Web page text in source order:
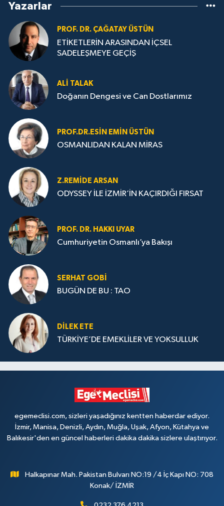
Yazarlar
PROF. DR. ÇAĞATAY ÜSTÜN
ETİKETLERİN ARASINDAN İÇSEL
SADELEŞMEYE GEÇİŞ
ALI TALAK
Doğanın Dengesi ve Can Dostlarımız
PROF.DR.ESIN EMIN ÜSTÜN
OSMANLIDAN KALAN MİRAS
Z.REMIDE ARSAN
ODYSSEY İLE İZMİR’İN KAÇIRDIĞI FIRSAT
PROF. DR. HAKKI UYAR
Cumhuriyetin Osmanlı’ya Bakışı
SERHAT GOBİ
BUGÜN DE BU : TAO
DILEK ETE
TÜRKİYE’DE EMEKLİLER VE YOKSULLUK
egemeclisi.com, sizleri yaşadığınız kentten haberdar ediyor.
İzmir, Manisa, Denizli, Aydın, Muğla, Uşak, Afyon, Kütahya ve
Balıkesir'den en güncel haberleri dakika dakika sizlere ulaştırıyor.
Halkapınar Mah. Pakistan Bulvarı NO:19 /4 İç Kapı NO: 708
Konak/ İZMİR